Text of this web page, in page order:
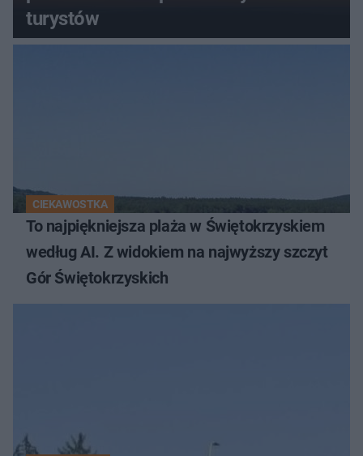
turystów
CIEKAWOSTKA
To najpiękniejsza plaża w Świętokrzyskiem
według AI. Z widokiem na najwyższy szczyt
Gór Świętokrzyskich